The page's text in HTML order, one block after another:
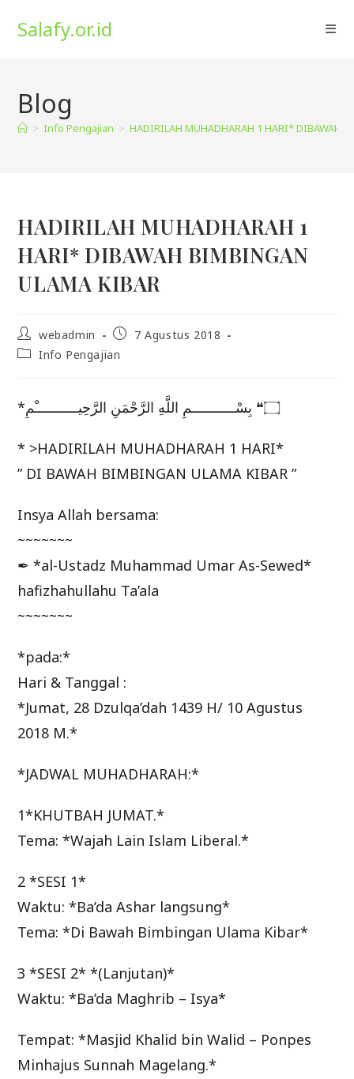
Salafy.or.id
Blog
> Info Pengajian > HADIRILAH MUHADHARAH 1 HARI* DIBAWAH
HADIRILAH MUHADHARAH 1
HARI* DIBAWAH BIMBINGAN
ULAMA KIBAR
Post
author:
webadmin
Post7 Agustus 2018
PostInfo Pengajian
*۝❝ بِسْـــــــــــمِ اللَّهِ الرَّحْمَنِ الرَّحِيـــــــــــْمِ
* >HADIRILAH MUHADHARAH 1 HARI*
” DI BAWAH BIMBINGAN ULAMA KIBAR ”
Insya Allah bersama:
~~~~~~~
✒ *al-Ustadz Muhammad Umar As-Sewed*
hafizhahullahu Ta’ala
~~~~~~~
*pada:*
Hari & Tanggal :
*Jumat, 28 Dzulqa’dah 1439 H/ 10 Agustus
2018 M.*
*JADWAL MUHADHARAH:*
1*KHUTBAH JUMAT.*
Tema: *Wajah Lain Islam Liberal.*
2 *SESI 1*
Waktu: *Ba’da Ashar langsung*
Tema: *Di Bawah Bimbingan Ulama Kibar*
3 *SESI 2* *(Lanjutan)*
Waktu: *Ba’da Maghrib – Isya*
Tempat: *Masjid Khalid bin Walid – Ponpes
Minhajus Sunnah Magelang.*